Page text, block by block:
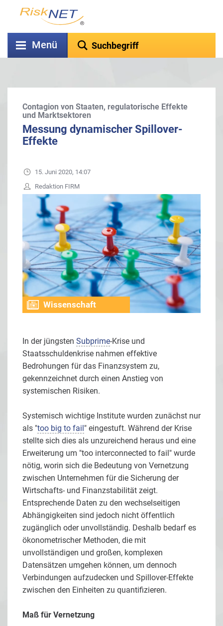
Menü
Contagion von Staaten, regulatorische Effekte
und Marktsektoren
Messung dynamischer Spillover-
Effekte
15. Juni 2020, 14:07
Redaktion FIRM
Wissenschaft
In der jüngsten Subprime-Krise und
Staatsschuldenkrise nahmen effektive
Bedrohungen für das Finanzsystem zu,
gekennzeichnet durch einen Anstieg von
systemischen Risiken.
Systemisch wichtige Institute wurden zunächst nur
als "too big to fail" eingestuft. Während der Krise
stellte sich dies als unzureichend heraus und eine
Erweiterung um "too interconnected to fail" wurde
nötig, worin sich die Bedeutung von Vernetzung
zwischen Unternehmen für die Sicherung der
Wirtschafts- und Finanzstabilität zeigt.
Entsprechende Daten zu den wechselseitigen
Abhängigkeiten sind jedoch nicht öffentlich
zugänglich oder unvollständig. Deshalb bedarf es
ökonometrischer Methoden, die mit
unvollständigen und großen, komplexen
Datensätzen umgehen können, um dennoch
Verbindungen aufzudecken und Spillover-Effekte
zwischen den Einheiten zu quantifizieren.
Maß für Vernetzung